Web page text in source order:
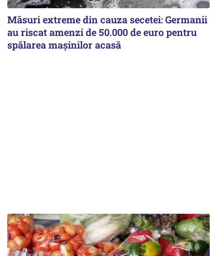
Măsuri extreme din cauza secetei: Germanii
au riscat amenzi de 50.000 de euro pentru
spălarea mașinilor acasă